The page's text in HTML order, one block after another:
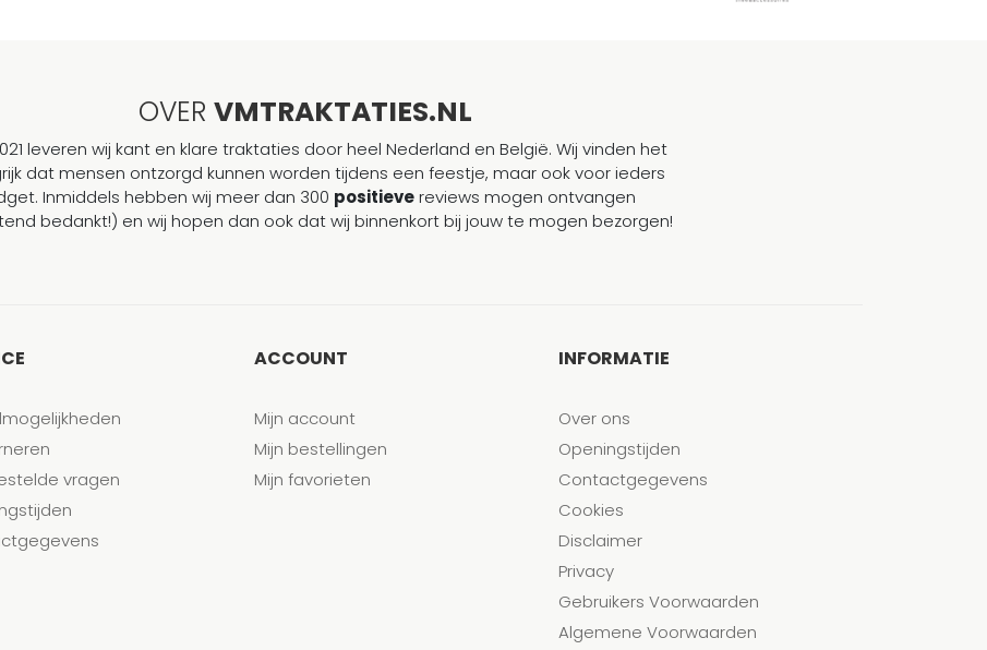
OVER VMTRAKTATIES.NL
leveren wij kant en klare traktaties door heel Nederland en België. Wij vinden het
dat mensen ontzorgd kunnen worden tijdens een feestje, maar ook voor ieders
Inmiddels hebben wij meer dan 300 positievereviews mogen ontvangen
bedankt!) en wij hopen dan ook dat wij binnenkort bij jouw te mogen bezorgen!
vragen
ACCOUNT
Mijn account
Mijn bestellingen
Mijn favorieten
INFORMATIE
Over ons
Openingstijden
Contactgegevens
Cookies
Disclaimer
Privacy
Gebruikers Voorwaarden
Algemene Voorwaarden